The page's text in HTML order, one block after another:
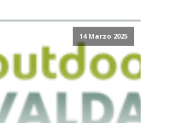
14 Marzo 2025